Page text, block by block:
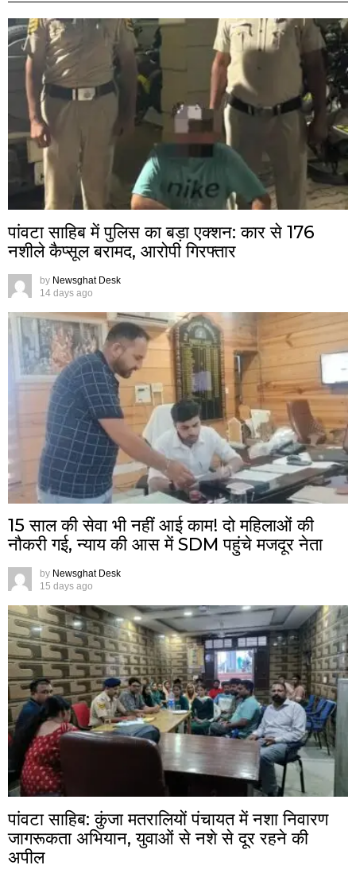
पांवटा साहिब में पुलिस का बड़ा एक्शन: कार से 176
नशीले कैप्सूल बरामद, आरोपी गिरफ्तार
by Newsghat Desk
14 days ago
15 साल की सेवा भी नहीं आई काम! दो महिलाओं की
नौकरी गई, न्याय की आस में SDM पहुंचे मजदूर नेता
by Newsghat Desk
15 days ago
पांवटा साहिब: कुंजा मतरालियों पंचायत में नशा निवारण
जागरूकता अभियान, युवाओं से नशे से दूर रहने की
अपील